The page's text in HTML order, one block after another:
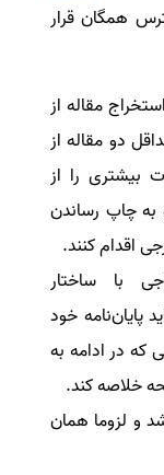
همگان قرار
مقاله از
دو مقاله از
بیشتری را از
به چاپ رساندن
اقدام کنند.
با ساختار
پایان‌نامه خود
که در ادامه به
خلاصه کند.
و لزوما همان